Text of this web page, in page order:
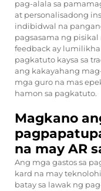
pag-alala sa
at personalisadong
indibidwal na
pagsasama ng
feedback ay lumilikha
pagkatuto kaysa sa
ang kakayahang
mga guro na mas
hamon sa pagkatuto.
Magkano
na may AR
Ang mga gastos sa
kard na may
batay sa lawak ng